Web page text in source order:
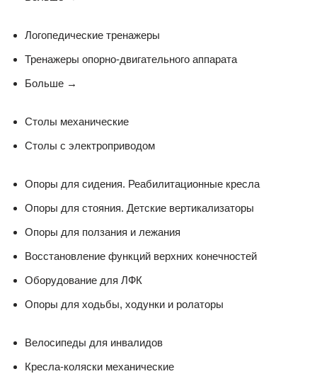
Логопедические тренажеры
Тренажеры опорно-двигательного аппарата
Больше →
Столы механические
Столы с электроприводом
Опоры для сидения. Реабилитационные кресла
Опоры для стояния. Детские вертикализаторы
Опоры для ползания и лежания
Восстановление функций верхних конечностей
Оборудование для ЛФК
Опоры для ходьбы, ходунки и ролаторы
Велосипеды для инвалидов
Кресла-коляски механические